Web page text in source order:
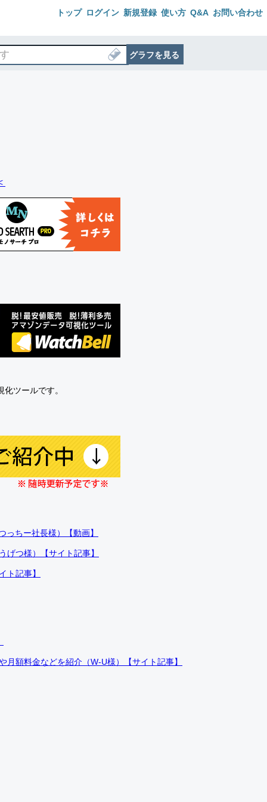
トップ ログイン 新規登録 使い方 Q&A お問い合わせ
グラフを見る
ツールです。
ちー社長様）【動画】
げつ様）【サイト記事】
ト記事】
額料金などを紹介（W-U様）【サイト記事】